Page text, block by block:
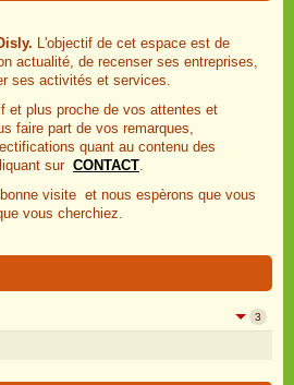
L'objectif de cet espace est de
actualité, de recenser ses entreprises,
ses activités et services.
et plus proche de vos attentes et
faire part de vos remarques,
quant au contenu des
sur CONTACT.
visite et nous espèrons que vous
vous cherchiez.
3